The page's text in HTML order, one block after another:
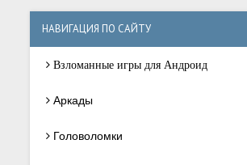
НАВИГАЦИЯ ПО САЙТУ
Взломанные игры для Андроид
Аркады
Головоломки